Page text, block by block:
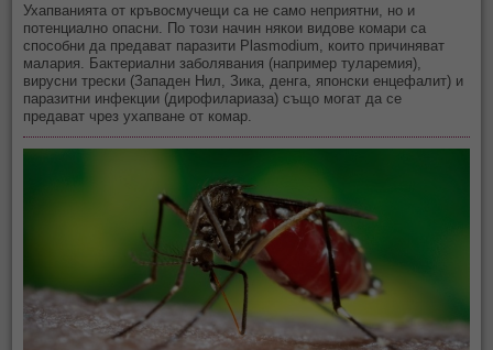
Ухапванията от кръвосмучещи са не само неприятни, но и
потенциално опасни. По този начин някои видове комари са
способни да предават паразити Plasmodium, които причиняват
малария. Бактериални заболявания (например туларемия),
вирусни трески (Западен Нил, Зика, денга, японски енцефалит) и
паразитни инфекции (дирофилариаза) също могат да се
предават чрез ухапване от комар.